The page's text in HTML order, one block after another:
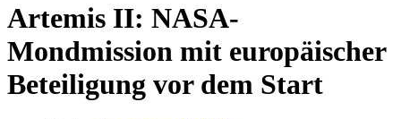
Artemis II: NASA-
Mondmission mit europäischer
Beteiligung vor dem Start